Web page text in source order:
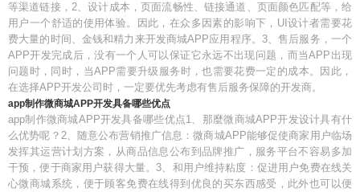
等渠道链接，2、设计成本，页面流畅性、链接通道、页面颜色匹配等，给
用户一个舒适的使用体验。因此，在众多因素的影响下，UI设计者需要花
费大量的时间、金钱和精力来开发商城APP应用程序。3、售后服务，一个
APP开发完成后，没有一个人可以保证它永远不出现问题，而当APP出现
问题时，同时，当APP需要升级服务时，也需要花费一定的成本。因此，
在选择APP开发公司时，一定要优先考虑有售后服务保障的开发商。
app制作微商城APP开发具备哪些优点
app制作微商城APP开发具备哪些优点1、那麼微商城APP开发设计具有什
么优势呢？2、随意公布营销推广信息：微商城APP能够促使商家用户临场
发挥其运营计划方案，从商品信息公布到品牌推广，服务平台不容易多加
干预，便于商家用户获得大量。3、和用户维持粘度：促进用户免费在线关
心微商城系统，便于顾客免费在线得到优良的买东西感受，此外也可以便